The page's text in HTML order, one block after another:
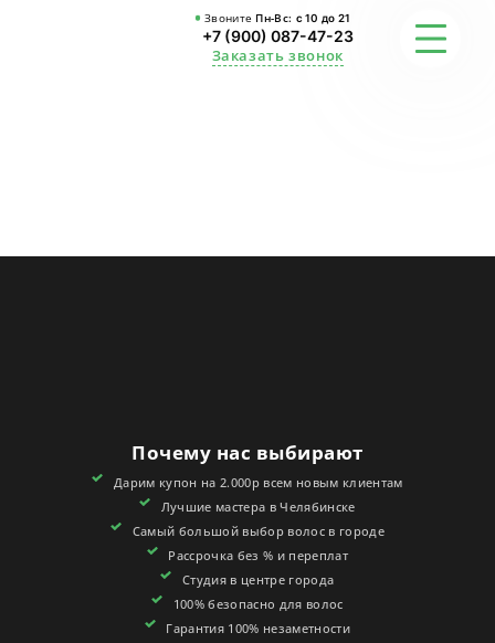
Звоните Пн-Вс: с 10 до 21
+7 (900) 087-47-23
Заказать звонок
КОНТАКТЫ
СЕРТИФИКАТЫ
Почему нас выбирают
Дарим купон на 2.000р всем новым клиентам
Лучшие мастера в Челябинске
Самый большой выбор волос в городе
Рассрочка без % и переплат
Студия в центре города
100% безопасно для волос
Гарантия 100% незаметности